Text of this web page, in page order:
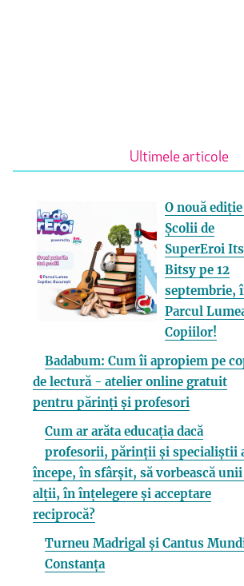
Ultimele articole
O nouă ediție
Școlii de
SuperEroi
Bitsy pe 12
septembrie,
Parcul
Copiilor!
Badabum: Cum îi apropiem pe
de lectură - atelier online gratuit
pentru părinți și profesori
Cum ar arăta educația dacă
profesorii, părinții și specialiștii
începe, în sfârșit, să vorbească
alții, în înțelegere și acceptare
reciprocă?
Turneu Madrigal și Cantus
Constanța